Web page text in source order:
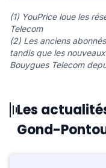
(1) YouPrice loue les
Telecom
(2) Les anciens
tandis que les
Bouygues Telecom
Les
Gond-